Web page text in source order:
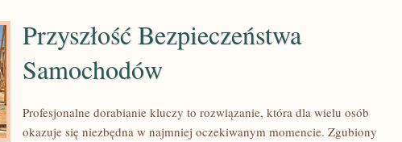
Przyszłość Bezpieczeństwa
Samochodów
Profesjonalne dorabianie kluczy to rozwiązanie, która dla wielu osób
okazuje się niezbędna w najmniej oczekiwanym momencie. Zgubiony